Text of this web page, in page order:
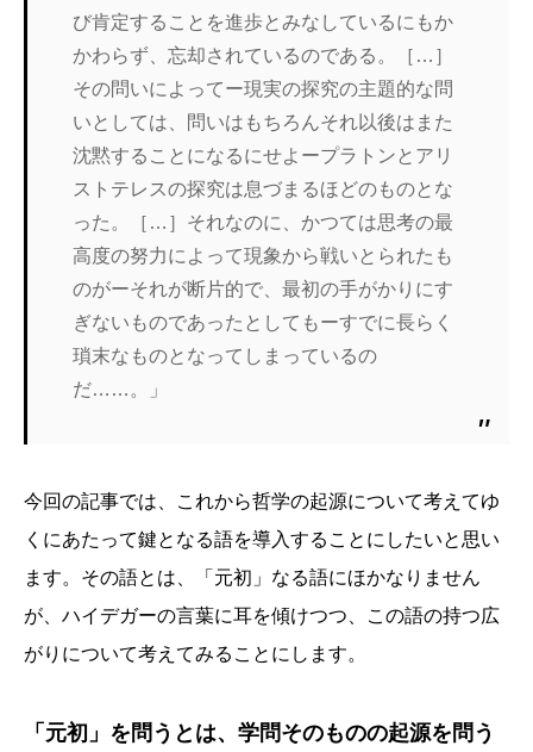
び肯定することを進歩とみなしているにもか
かわらず、忘却されているのである。［…］
その問いによってー現実の探究の主題的な問
いとしては、問いはもちろんそれ以後はまた
沈黙することになるにせよープラトンとアリ
ストテレスの探究は息づまるほどのものとな
った。［…］それなのに、かつては思考の最
高度の努力によって現象から戦いとられたも
のがーそれが断片的で、最初の手がかりにす
ぎないものであったとしてもーすでに長らく
瑣末なものとなってしまっているの
だ……。」
今回の記事では、これから哲学の起源について考えてゆ
くにあたって鍵となる語を導入することにしたいと思い
ます。その語とは、「元初」なる語にほかなりません
が、ハイデガーの言葉に耳を傾けつつ、この語の持つ広
がりについて考えてみることにします。
「元初」を問うとは、学問そのものの起源を問う